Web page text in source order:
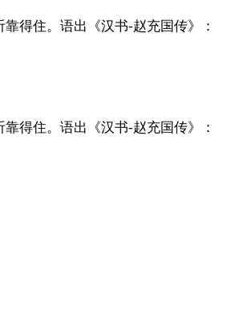
得住。语出《汉书-赵充国传》：
得住。语出《汉书-赵充国传》：